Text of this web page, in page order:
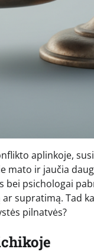
aplinkoje,
mato ir jaučia
bei psichologai
supratimą. Tad
pilnatvės?